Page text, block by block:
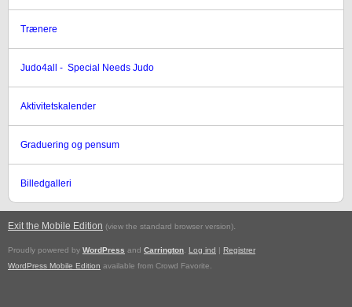
Trænere
Judo4all - Special Needs Judo
Aktivitetskalender
Graduering og pensum
Billedgalleri
Exit the Mobile Edition (view the standard browser version).
Proudly powered by WordPress and Carrington Log ind | Registrer
WordPress Mobile Edition available from Crowd Favorite.